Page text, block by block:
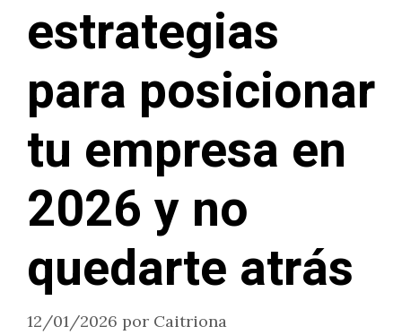
estrategias
para posicionar
tu empresa en
2026 y no
quedarte atrás
12/01/2026 por Caitriona